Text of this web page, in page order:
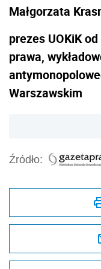
Małgorzata
prezes UOKiK
prawa,
Warszawskim
Źródło: